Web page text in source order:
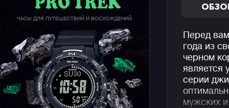
ЧАСЫ ДЛЯ ПУТЕШЕСТВИЙ И ВОСХОЖДЕНИЙ
Перед
года из
черном
является
серии
мужских